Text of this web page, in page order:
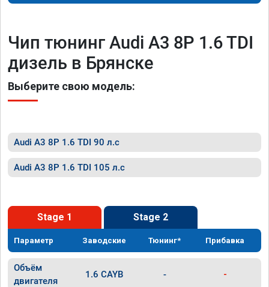
Чип тюнинг Audi A3 8P 1.6 TDI
дизель в Брянске
Выберите свою модель:
Audi A3 8P 1.6 TDI 90 л.с
Audi A3 8P 1.6 TDI 105 л.с
Stage 1 Stage 2
Параметр Заводские Тюнинг* Прибавка
Объём
двигателя
1.6 CAYB - -